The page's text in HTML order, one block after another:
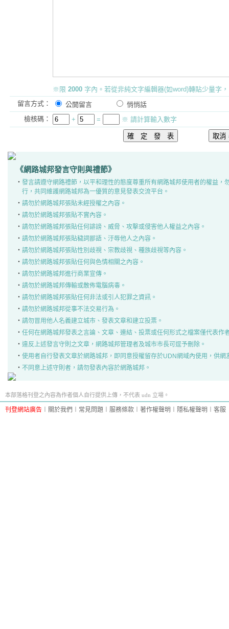
※限 2000 字內。若從非純文字編輯器(如word)轉貼少量字
留言方式：
公開留言
悄悄話
檢核碼：
+ = ※ 請計算輸入數字
《網路城邦發言守則與禮節》
‧ 發言請遵守網路禮節，以平和理性的態度尊重所有網路城邦使用者的權益，
行，共同維護網路城邦為一優質的意見發表交流平台。
‧ 請勿於網路城邦張貼未經授權之內容。
‧ 請勿於網路城邦張貼不實內容。
‧ 請勿於網路城邦張貼任何誹謗、威脅、攻擊或侵害他人權益之內容。
‧ 請勿於網路城邦張貼穢詞鄙語、汙辱他人之內容。
‧ 請勿於網路城邦張貼性別歧視、宗教歧視、種族歧視等內容。
‧ 請勿於網路城邦張貼任何與色情相關之內容。
‧ 請勿於網路城邦進行商業宣傳。
‧ 請勿於網路城邦傳輸或散佈電腦病毒。
‧ 請勿於網路城邦張貼任何非法或引人犯罪之資訊。
‧ 請勿於網路城邦從事不法交易行為。
‧ 請勿冒用他人名義建立城市、發表文章和建立投票。
‧ 任何在網路城邦發表之言論、文章、連結、投票或任何形式之檔案僅代表作
‧ 違反上述發言守則之文章，網路城邦管理者及城市市長可逕予刪除。
‧ 使用者自行發表文章於網路城邦，即同意授權留存於UDN網域內使用，供網
‧ 不同意上述守則者，請勿發表內容於網路城邦。
本部落格刊登之內容為作者個人自行提供上傳，不代表 udn 立場。
刊登網站廣告 關於我們 常見問題 服務條款 著作權聲明 隱私權聲明 客服